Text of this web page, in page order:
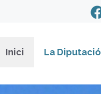
Inici La Diputació